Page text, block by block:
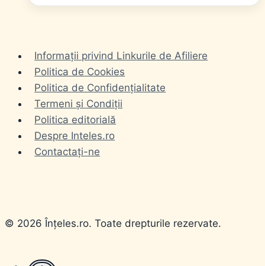
Informații privind Linkurile de Afiliere
Politica de Cookies
Politica de Confidențialitate
Termeni și Condiții
Politica editorială
Despre Inteles.ro
Contactați-ne
© 2026 Înțeles.ro. Toate drepturile rezervate.